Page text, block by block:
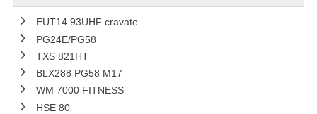
EUT14.93UHF cravate
PG24E/PG58
TXS 821HT
BLX288 PG58 M17
WM 7000 FITNESS
HSE 80